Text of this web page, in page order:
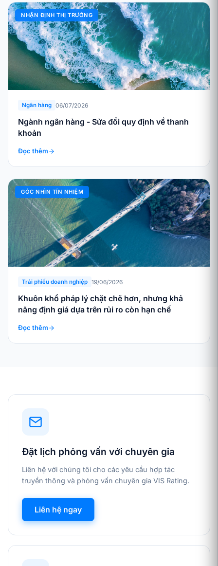
NHẬN ĐỊNH THỊ TRƯỜNG
Ngân hàng 06/07/2026
Ngành ngân hàng - Sửa đổi quy định về thanh
khoản
Đọc thêm
GÓC NHÌN TÍN NHIỆM
Trái phiếu doanh nghiệp 19/06/2026
Khuôn khổ pháp lý chặt chẽ hơn, nhưng khả
năng định giá dựa trên rủi ro còn hạn chế
Đọc thêm
Đặt lịch phỏng vấn với chuyên gia
Liên hệ với chúng tôi cho các yêu cầu hợp tác
truyền thông và phỏng vấn chuyên gia VIS Rating.
Liên hệ ngay